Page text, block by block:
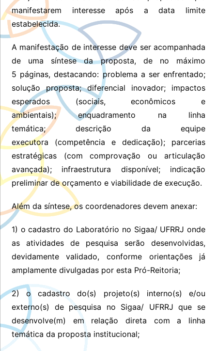
manifestarem interesse após a data limite
estabelecida.
A manifestação de interesse deve ser acompanhada
de uma síntese da proposta, de no máximo
5 páginas, destacando: problema a ser enfrentado;
solução proposta; diferencial inovador; impactos
esperados (sociais, econômicos e
ambientais); enquadramento na linha
temática; descrição da equipe
executora (competência e dedicação); parcerias
estratégicas (com comprovação ou articulação
avançada); infraestrutura disponível; indicação
preliminar de orçamento e viabilidade de execução.
Além da síntese, os coordenadores devem anexar:
1) o cadastro do Laboratório no Sigaa/ UFRRJ onde
as atividades de pesquisa serão desenvolvidas,
devidamente validado, conforme orientações já
amplamente divulgadas por esta Pró-Reitoria;
2) o cadastro do(s) projeto(s) interno(s) e/ou
externo(s) de pesquisa no Sigaa/ UFRRJ que se
desenvolve(m) em relação direta com a linha
temática da proposta institucional;